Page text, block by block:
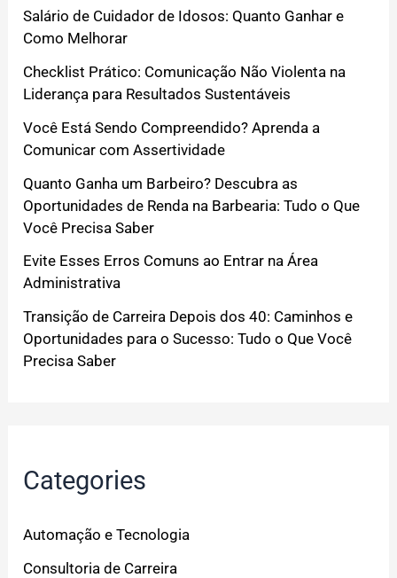
Salário de Cuidador de Idosos: Quanto Ganhar e
Como Melhorar
Checklist Prático: Comunicação Não Violenta na
Liderança para Resultados Sustentáveis
Você Está Sendo Compreendido? Aprenda a
Comunicar com Assertividade
Quanto Ganha um Barbeiro? Descubra as
Oportunidades de Renda na Barbearia: Tudo o Que
Você Precisa Saber
Evite Esses Erros Comuns ao Entrar na Área
Administrativa
Transição de Carreira Depois dos 40: Caminhos e
Oportunidades para o Sucesso: Tudo o Que Você
Precisa Saber
Categories
Automação e Tecnologia
Consultoria de Carreira